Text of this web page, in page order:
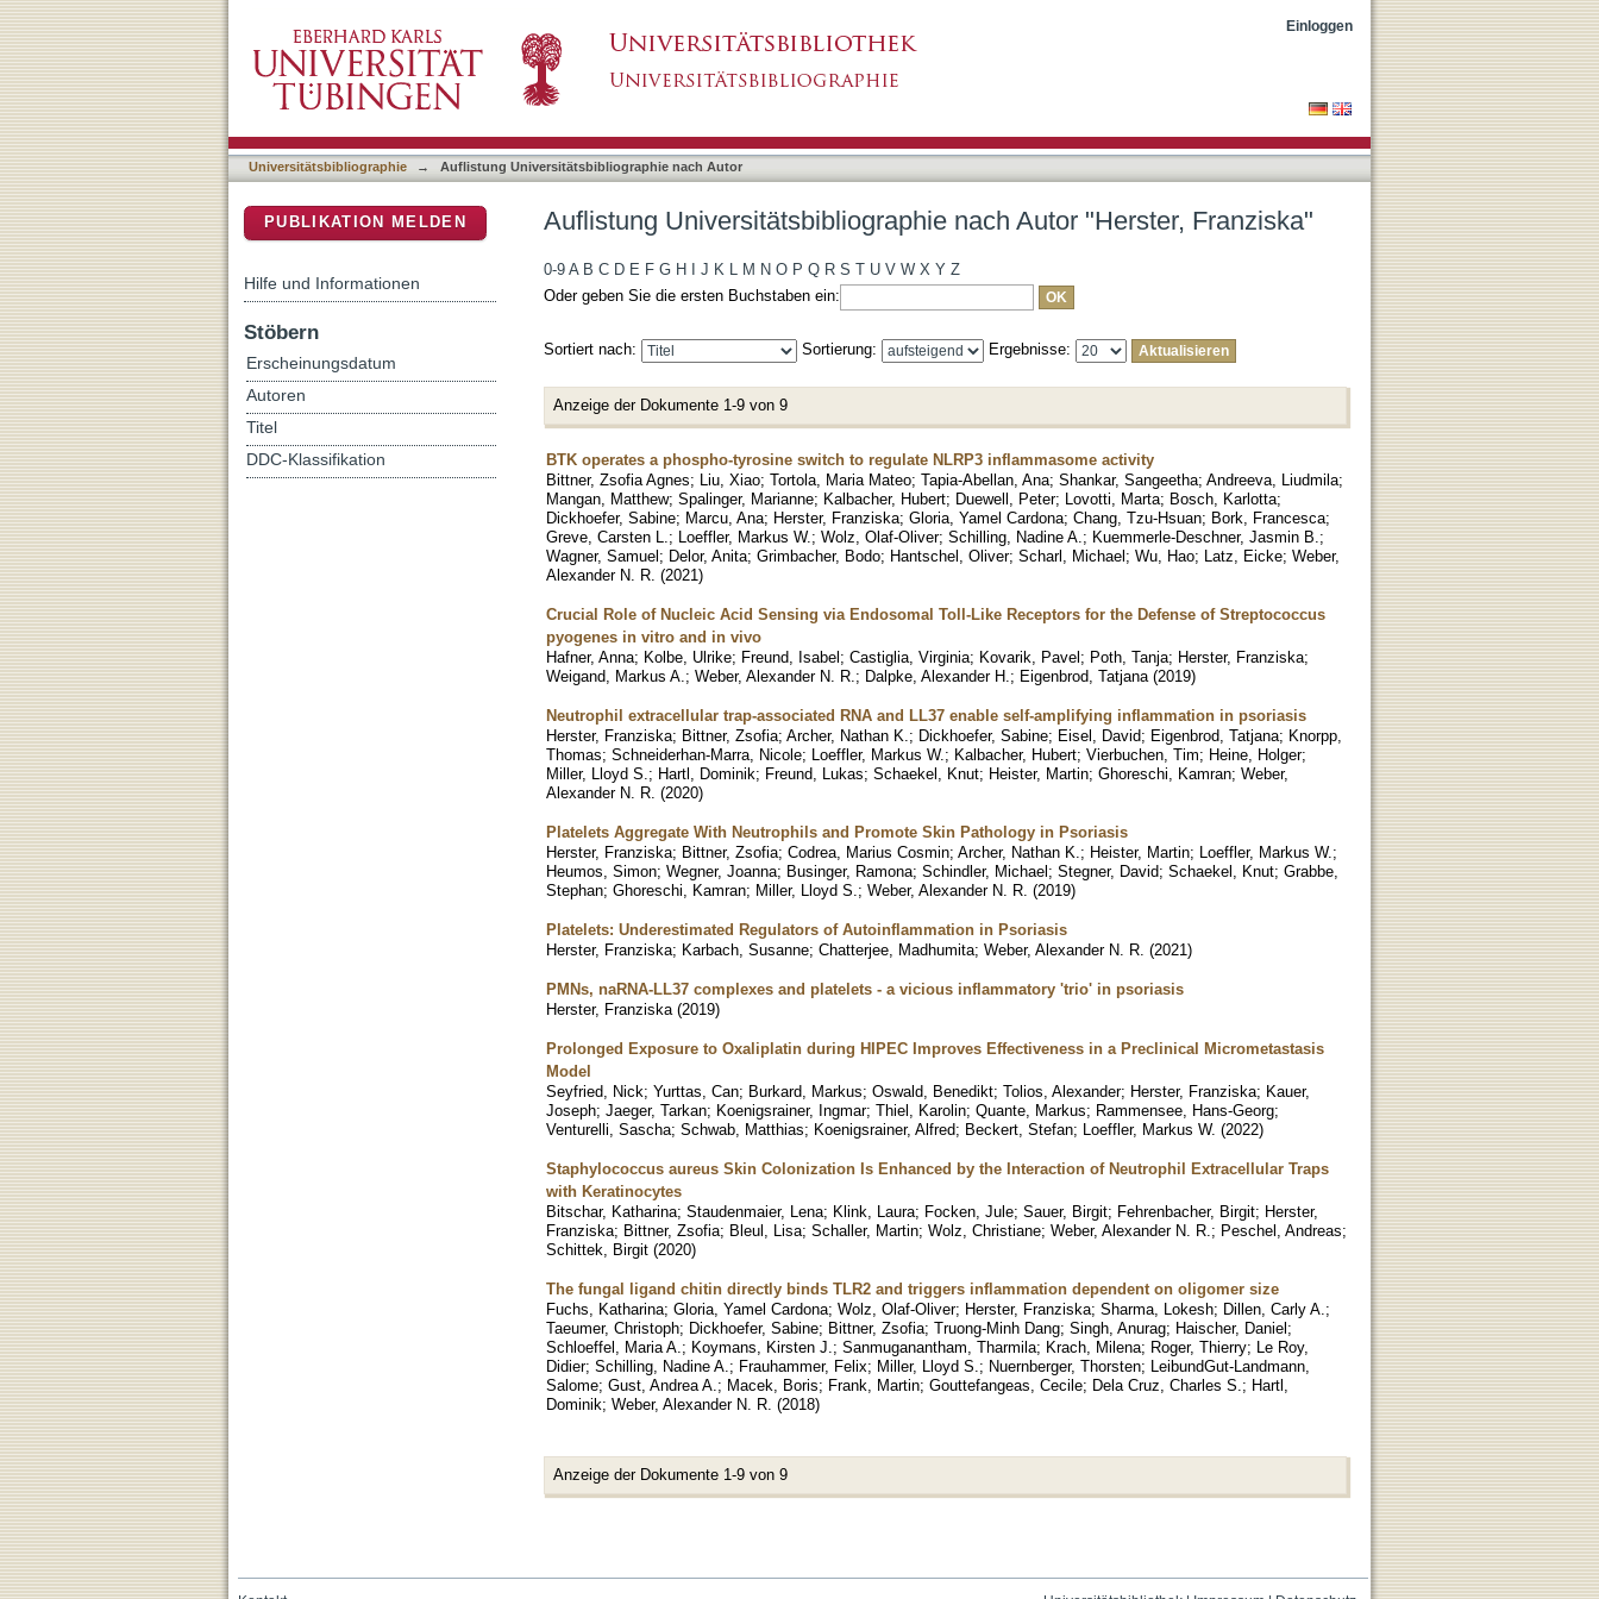
Einloggen
Universitätsbibliographie → Auflistung Universitätsbibliographie nach Autor
Auflistung Universitätsbibliographie nach Autor "Herster, Franziska"
0-9 A B C D E F G H J K L M N O P Q R S T U V W X Y Z
Oder geben Sie die ersten Buchstaben ein:
Sortiert nach: Sortierung: Ergebnisse:
Anzeige der Dokumente 1-9 von 9
BTK operates a phospho-tyrosine switch to regulate NLRP3 inflammasome activity
Bittner, Zsofia Agnes; Liu, Xiao; Tortola, Maria Mateo; Tapia-Abellan, Ana; Shankar, Sangeetha; Andreeva, Liudmila;
Mangan, Matthew; Spalinger, Marianne; Kalbacher, Hubert; Duewell, Peter; Lovotti, Marta; Bosch, Karlotta;
Dickhoefer, Sabine; Marcu, Ana; Herster, Franziska; Gloria, Yamel Cardona; Chang, Tzu-Hsuan; Bork, Francesca;
Greve, Carsten L. ; Loeffler, Markus W. ; Wolz, Olaf-Oliver; Schilling, Nadine A. ; Kuemmerle-Deschner, Jasmin B. ;
Wagner, Samuel; Delor, Anita; Grimbacher, Bodo; Hantschel, Oliver; Scharl, Michael; Wu, Hao; Latz, Eicke; Weber,
Alexander N. R. (2021)
Crucial Role of Nucleic Acid Sensing via Endosomal Toll-Like Receptors for the Defense of Streptococcus
pyogenes in vitro and in vivo
Hafner, Anna; Kolbe, Ulrike; Freund, Isabel; Castiglia, Virginia; Kovarik, Pavel; Poth, Tanja; Herster, Franziska;
Weigand, Markus A. ; Weber, Alexander N. R. ; Dalpke, Alexander H. ; Eigenbrod, Tatjana (2019)
Neutrophil extracellular trap-associated RNA and LL37 enable self-amplifying inflammation in psoriasis
Herster, Franziska; Bittner, Zsofia; Archer, Nathan K. ; Dickhoefer, Sabine; Eisel, David; Eigenbrod, Tatjana; Knorpp,
Thomas; Schneiderhan-Marra, Nicole; Loeffler, Markus W. ; Kalbacher, Hubert; Vierbuchen, Tim; Heine, Holger;
Miller, Lloyd S. ; Hartl, Dominik; Freund, Lukas; Schaekel, Knut; Heister, Martin; Ghoreschi, Kamran; Weber,
Alexander N. R. (2020)
Platelets Aggregate With Neutrophils and Promote Skin Pathology in Psoriasis
Herster, Franziska; Bittner, Zsofia; Codrea, Marius Cosmin; Archer, Nathan K. ; Heister, Martin; Loeffler, Markus W. ;
Heumos, Simon; Wegner, Joanna; Businger, Ramona; Schindler, Michael; Stegner, David; Schaekel, Knut; Grabbe,
Stephan; Ghoreschi, Kamran; Miller, Lloyd S. ; Weber, Alexander N. R. (2019)
Platelets: Underestimated Regulators of Autoinflammation in Psoriasis
Herster, Franziska; Karbach, Susanne; Chatterjee, Madhumita; Weber, Alexander N. R. (2021)
PMNs, naRNA-LL37 complexes and platelets - a vicious inflammatory 'trio' in psoriasis
Herster, Franziska (2019)
Prolonged Exposure to Oxaliplatin during HIPEC Improves Effectiveness in a Preclinical Micrometastasis
Model
Seyfried, Nick; Yurttas, Can; Burkard, Markus; Oswald, Benedikt; Tolios, Alexander; Herster, Franziska; Kauer,
Joseph; Jaeger, Tarkan; Koenigsrainer, Ingmar; Thiel, Karolin; Quante, Markus; Rammensee, Hans-Georg;
Venturelli, Sascha; Schwab, Matthias; Koenigsrainer, Alfred; Beckert, Stefan; Loeffler, Markus W. (2022)
Staphylococcus aureus Skin Colonization Is Enhanced by the Interaction of Neutrophil Extracellular Traps
with Keratinocytes
Bitschar, Katharina; Staudenmaier, Lena; Klink, Laura; Focken, Jule; Sauer, Birgit; Fehrenbacher, Birgit; Herster,
Franziska; Bittner, Zsofia; Bleul, Lisa; Schaller, Martin; Wolz, Christiane; Weber, Alexander N. R. ; Peschel, Andreas;
Schittek, Birgit (2020)
The fungal ligand chitin directly binds TLR2 and triggers inflammation dependent on oligomer size
Fuchs, Katharina; Gloria, Yamel Cardona; Wolz, Olaf-Oliver; Herster, Franziska; Sharma, Lokesh; Dillen, Carly A. ;
Taeumer, Christoph; Dickhoefer, Sabine; Bittner, Zsofia; Truong-Minh Dang; Singh, Anurag; Haischer, Daniel;
Schloeffel, Maria A. ; Koymans, Kirsten J. ; Sanmuganantham, Tharmila; Krach, Milena; Roger, Thierry; Le Roy,
Didier; Schilling, Nadine A. ; Frauhammer, Felix; Miller, Lloyd S. ; Nuernberger, Thorsten; LeibundGut-Landmann,
Salome; Gust, Andrea A. ; Macek, Boris; Frank, Martin; Gouttefangeas, Cecile; Dela Cruz, Charles S. ; Hartl,
Dominik; Weber, Alexander N. R. (2018)
Anzeige der Dokumente 1-9 von 9
PUBLIKATION MELDEN
Hilfe und Informationen
Stöbern
Erscheinungsdatum
Autoren
Titel
DDC-Klassifikation